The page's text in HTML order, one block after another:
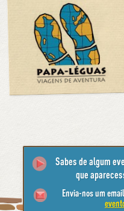
Sabes de algum
que
Envia-nos um